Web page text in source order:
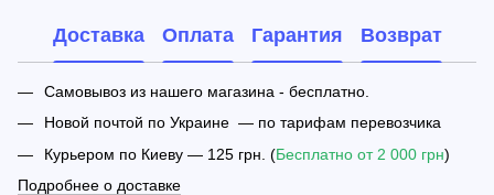
Доставка Оплата Гарантия Возврат
Самовывоз из нашего магазина - бесплатно.
Новой почтой по Украине — по тарифам перевозчика
Курьером по Киеву — 125 грн. (Бесплатно от 2 000 грн)
Подробнее о доставке